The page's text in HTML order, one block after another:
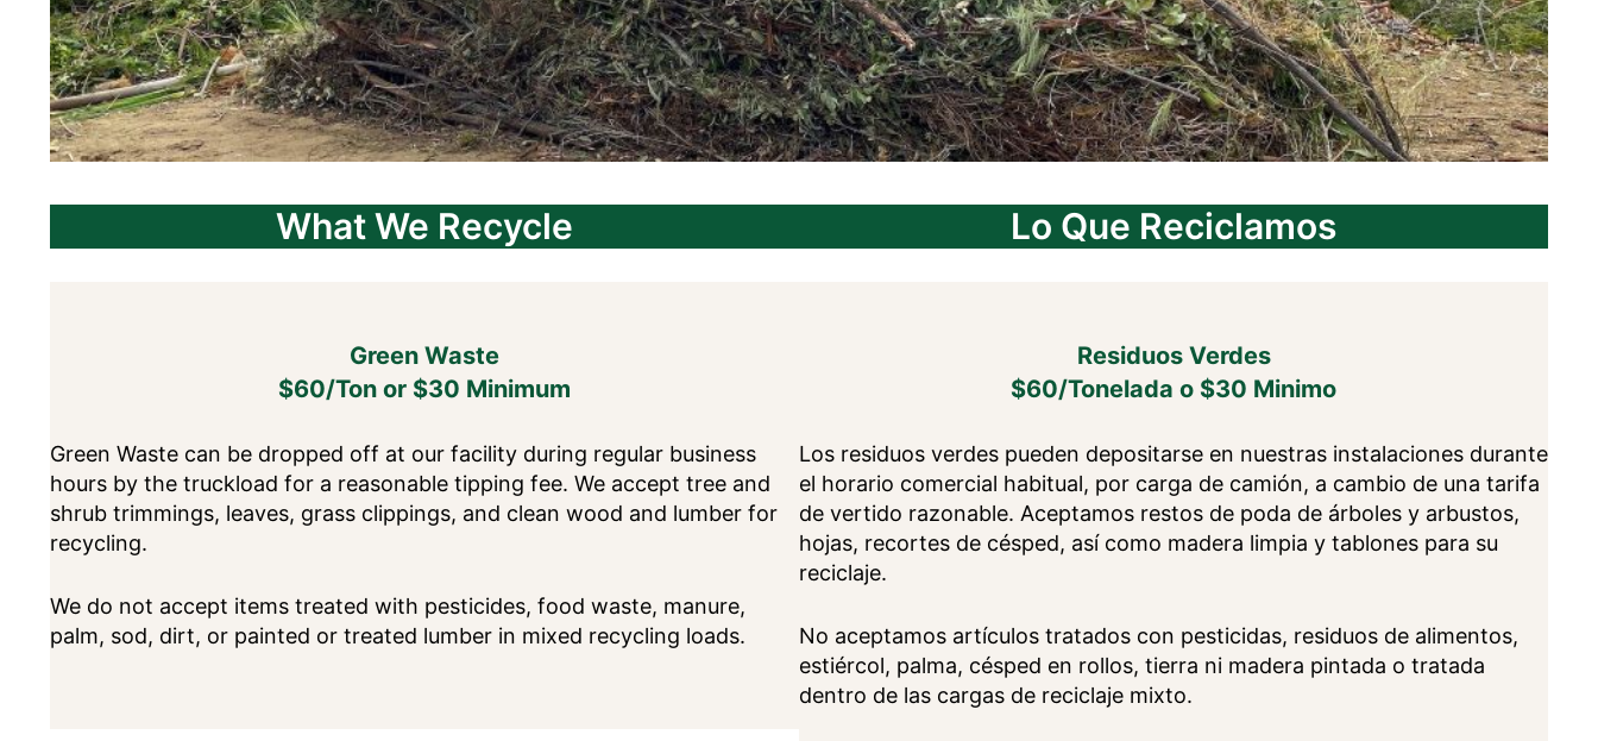
What We Recycle
Green Waste
$60/Ton or $30 Minimum
Green Waste can be dropped off at our facility during regular business
hours by the truckload for a reasonable tipping fee. We accept tree and
shrub trimmings, leaves, grass clippings, and clean wood and lumber for
recycling.
We do not accept items treated with pesticides, food waste, manure,
palm, sod, dirt, or painted or treated lumber in mixed recycling loads.
Lo Que Reciclamos
Residuos Verdes
$60/Tonelada o $30 Minimo
Los residuos verdes pueden depositarse en nuestras instalaciones durante
el horario comercial habitual, por carga de camión, a cambio de una tarifa
de vertido razonable. Aceptamos restos de poda de árboles y arbustos,
hojas, recortes de césped, así como madera limpia y tablones para su
reciclaje.
No aceptamos artículos tratados con pesticidas, residuos de alimentos,
estiércol, palma, césped en rollos, tierra ni madera pintada o tratada
dentro de las cargas de reciclaje mixto.